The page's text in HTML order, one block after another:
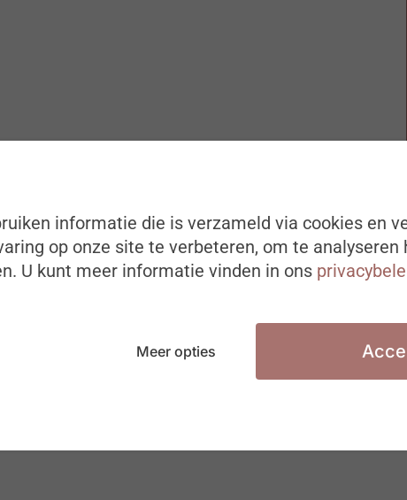
informatie die is verzameld via cookies en
op onze site te verbeteren, om te analyseren
U kunt meer informatie vinden in ons
Meer opties